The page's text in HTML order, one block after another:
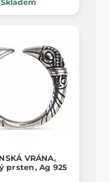
Skladem
VRÁNA,
prsten, Ag 925